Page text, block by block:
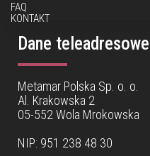
FAQ
KONTAKT
Dane teleadresowe
Metamar Polska Sp. o. o.
Al. Krakowska 2
05-552 Wola Mrokowska
NIP: 951 238 48 30